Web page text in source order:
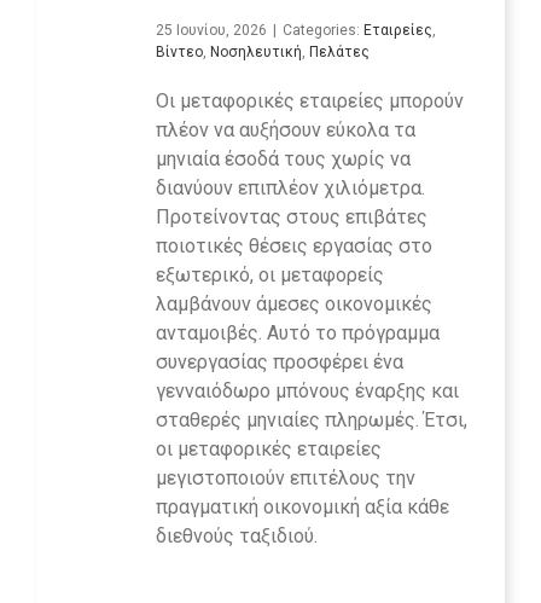
25 Ιουνίου, 2026 | Categories: Εταιρείες
Βίντεο Νοσηλευτική Πελάτες
Οι μεταφορικές εταιρείες μπορούν
πλέον να αυξήσουν εύκολα τα
μηνιαία έσοδά τους χωρίς να
διανύουν επιπλέον χιλιόμετρα.
Προτείνοντας στους επιβάτες
ποιοτικές θέσεις εργασίας στο
εξωτερικό, οι μεταφορείς
λαμβάνουν άμεσες οικονομικές
ανταμοιβές. Αυτό το πρόγραμμα
συνεργασίας προσφέρει ένα
γενναιόδωρο μπόνους έναρξης και
σταθερές μηνιαίες πληρωμές. Έτσι,
οι μεταφορικές εταιρείες
μεγιστοποιούν επιτέλους την
πραγματική οικονομική αξία κάθε
διεθνούς ταξιδιού.